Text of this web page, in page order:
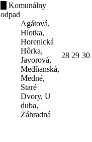
Komunálny
odpad
Agátová,
Hlotka,
Horenická
Hôrka,
Javorová,
Medňanská,
Medné,
Staré
Dvory, U
duba,
Záhradná
28 29 30